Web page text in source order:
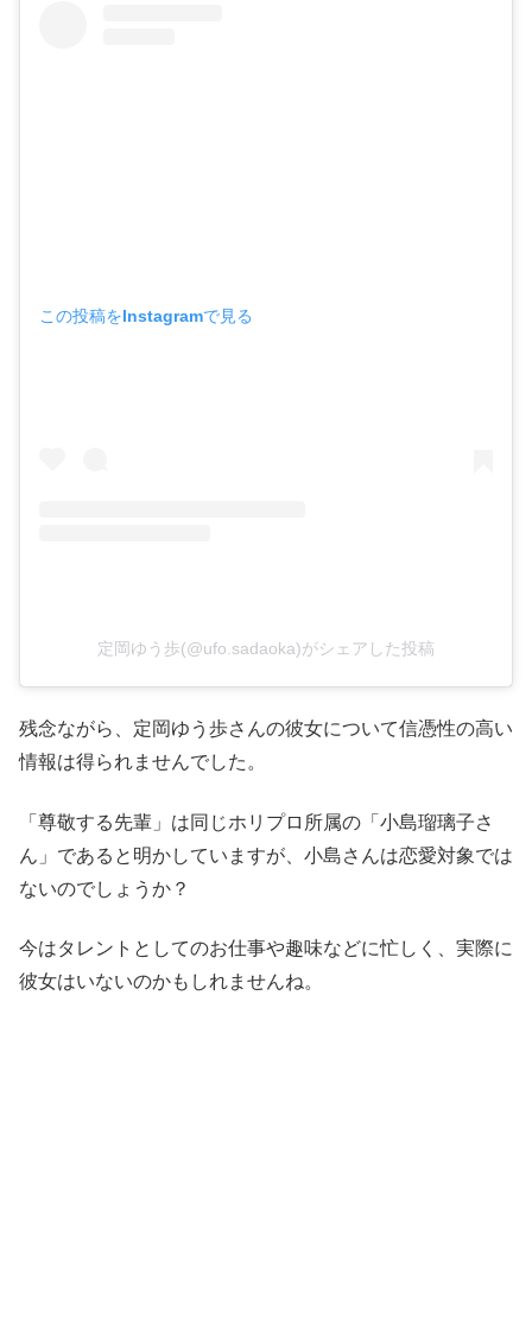
この投稿をInstagramで見る
定岡ゆう歩(@ufo.sadaoka)がシェアした投稿
残念ながら、定岡ゆう歩さんの彼女について信憑性の高い
情報は得られませんでした。
「尊敬する先輩」は同じホリプロ所属の「小島瑠璃子さ
ん」であると明かしていますが、小島さんは恋愛対象では
ないのでしょうか？
今はタレントとしてのお仕事や趣味などに忙しく、実際に
彼女はいないのかもしれませんね。